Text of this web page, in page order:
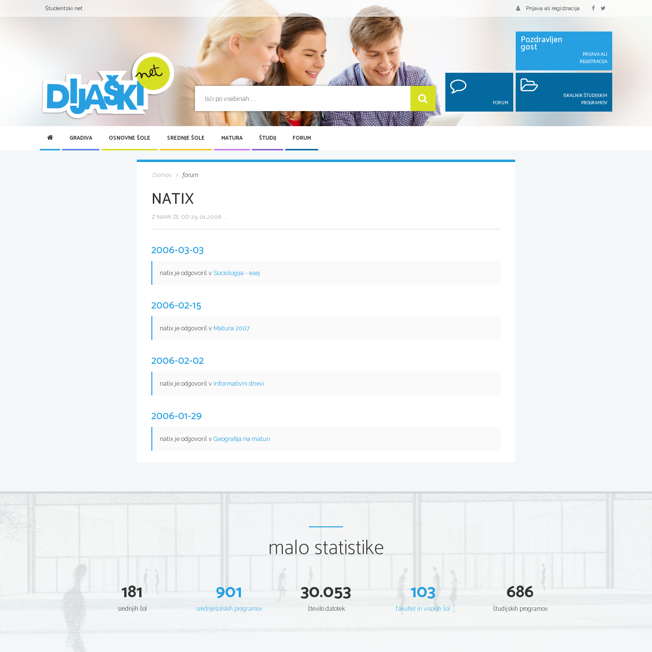
Študentski.net Prijava ali registracija
Pozdravljen
gost
PRIJAVA ALI
REGISTRACIJA
FORUM
ISKALNIK ŠTUDIJSKIH
PROGRAMOV
GRADIVA OSNOVNE ŠOLE SREDNJE ŠOLE MATURA ŠTUDIJ FORUM
Domov forum
NATIX
Z NAMI ŽE OD 29.01.2006 ...
2006-03-03
natix je odgovoril v Sociologija - esej
2006-02-15
natix je odgovoril v Matura 2007
2006-02-02
natix je odgovoril v Informativni dnevi
2006-01-29
natix je odgovoril v Geografija na maturi
malo statistike
181
srednjih šol
901
srednješolskih programov
30.053
število datotek
103
fakultet in visokih šol
686
študijskih programov